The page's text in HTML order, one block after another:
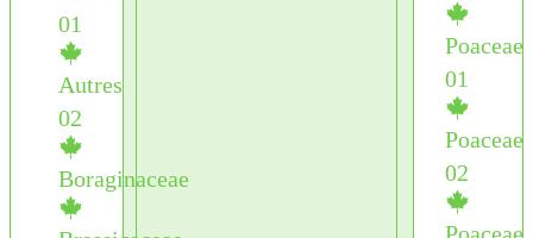
01
Autres
02
Boraginaceae
Poaceae
01
Poaceae
02